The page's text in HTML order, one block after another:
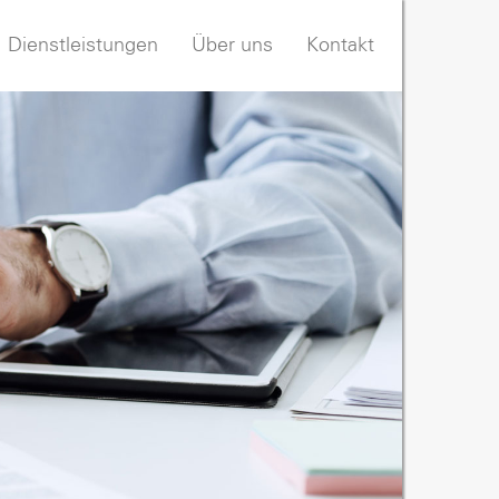
Dienstleistungen Über uns Kontakt